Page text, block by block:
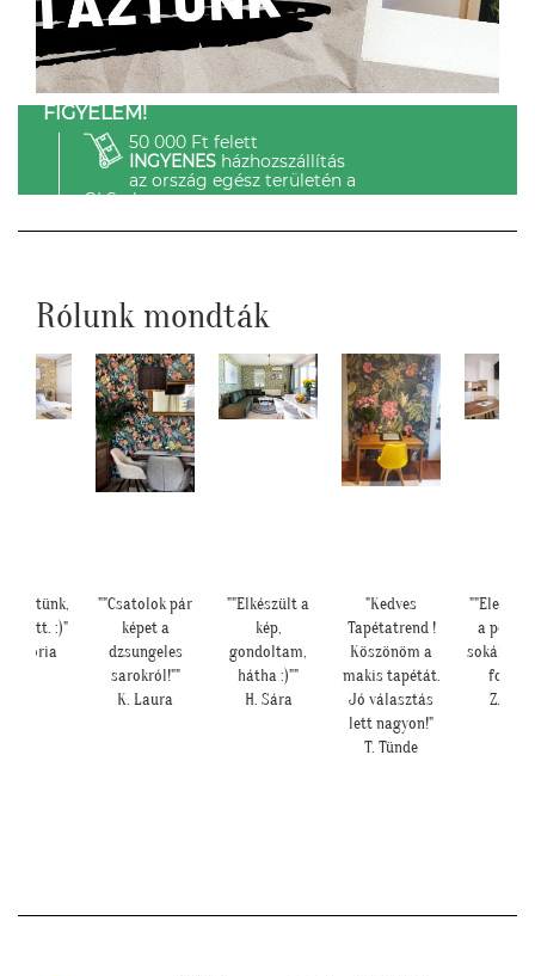
FIGYELEM!
50 000 Ft felett
INGYENESházhozszállítás
az ország egész területén a
GLS-el.
Rólunk mondták
lett. :)"
Viktória
""Csatolok pár
képet a
dzsungeles
sarokról!""
K. Laura
""Elkészült a
kép,
gondoltam,
hátha :)""
H. Sára
"Kedves
Tapétatrend !
Köszönöm a
makis tapétát.
Jó választás
lett nagyon!"
T. Tünde
a
sokáig
Z.